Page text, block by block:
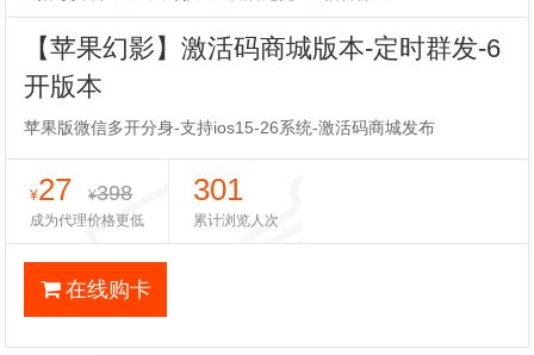
【苹果幻影】激活码商城版本-定时群发-6
开版本
苹果版微信多开分身-支持ios15-26系统-激活码商城发布
¥27 ¥398
成为代理价格更低
301
累计浏览人次
在线购卡